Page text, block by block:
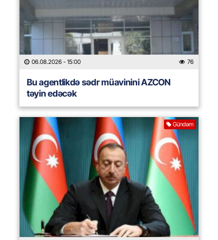
06.08.2026 - 15:00 76
Bu agentlikdə sədr müavinini AZCON
təyin edəcək
Gündəm